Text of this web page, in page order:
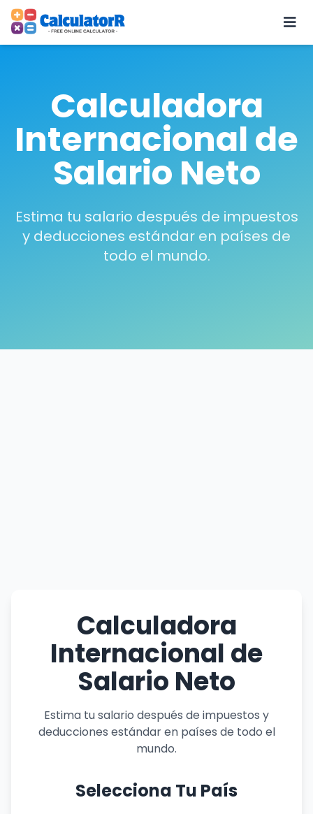
Calculadora
Internacional de
Salario Neto
Estima tu salario después de impuestos
y deducciones estándar en países de
todo el mundo.
Calculadora
Internacional de
Salario Neto
Estima tu salario después de impuestos y
deducciones estándar en países de todo el
mundo.
Selecciona Tu País